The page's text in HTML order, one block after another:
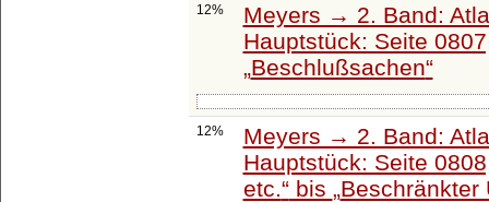
12%
Meyers → 2. Band:
Hauptstück: Seite
Beschlußsachen
12%
Meyers → 2. Band:
Hauptstück: Seite
etc. bis Beschränkter